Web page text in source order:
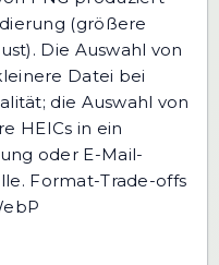
(größere
Die Auswahl von
Datei bei
die Auswahl von
HEICs in ein
oder E-Mail-
Format-Trade-offs